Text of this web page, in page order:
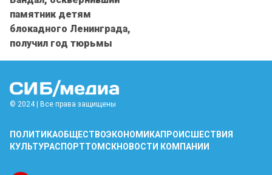
памятник детям
блокадного Ленинграда,
получил год тюрьмы
© 2024 | Все права защищены
ПОЛИТИКАОБЩЕСТВОЭКОНОМИКАПРОИСШЕСТВИЯ
КУЛЬТУРАСПОРТТОМСКНОВОСТИ КОМПАНИИ